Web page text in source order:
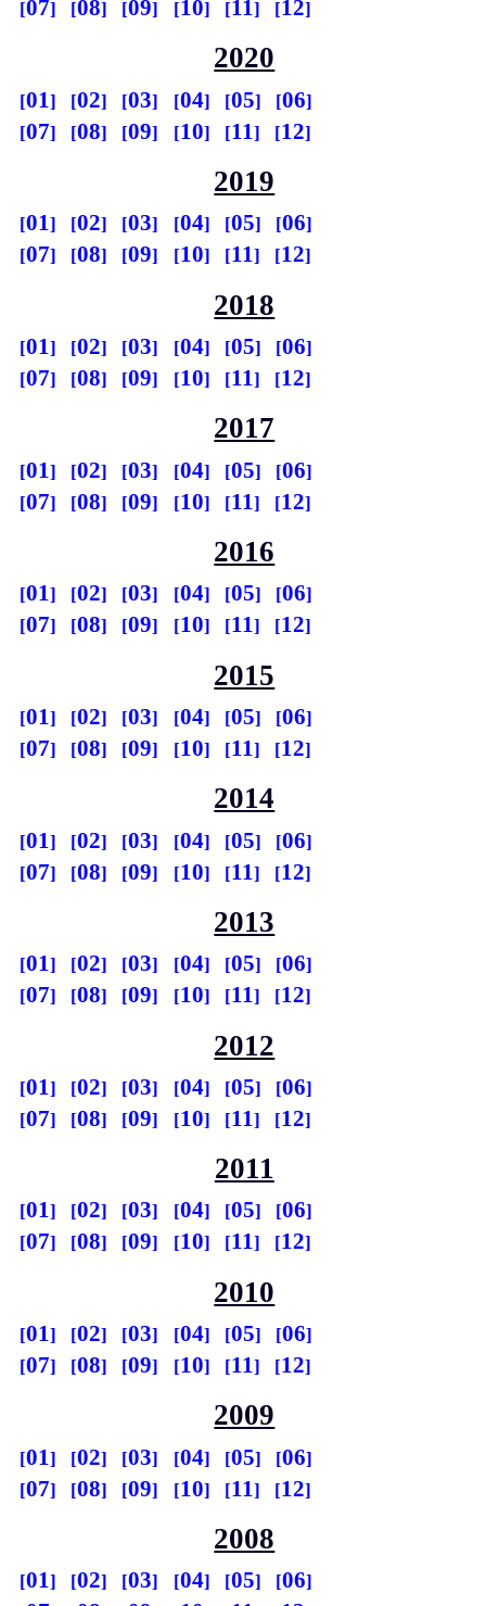
07 08 09 10 11 12
2020
01 02 03 04 05
06
07
08 09 10 11 12
2019
01 02 03 04 05
06
07
08 09 10 11 12
2018
01 02 03 04 05
06
07
08 09 10 11 12
2017
01 02 03 04 05
06
07
08 09 10 11 12
2016
01 02 03 04 05
06
07
08 09 10 11 12
2015
01 02 03 04 05
06
07
08 09 10 11 12
2014
01 02 03 04 05
06
07
08 09 10 11 12
2013
01 02 03 04 05
06
07
08 09 10 11 12
2012
01 02 03 04 05
06
07
08 09 10 11 12
2011
01 02 03 04 05
06
07
08 09 10 11 12
2010
01 02 03 04 05
06
07
08 09 10 11 12
2009
01 02 03 04 05
06
07
08 09 10 11 12
2008
01 02 03 04 05
06